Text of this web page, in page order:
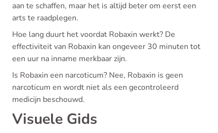
aan te schaffen, maar het is altijd beter om eerst een
arts te raadplegen.
Hoe lang duurt het voordat Robaxin werkt? De
effectiviteit van Robaxin kan ongeveer 30 minuten tot
een uur na inname merkbaar zijn.
Is Robaxin een narcoticum? Nee, Robaxin is geen
narcoticum en wordt niet als een gecontroleerd
medicijn beschouwd.
Visuele Gids